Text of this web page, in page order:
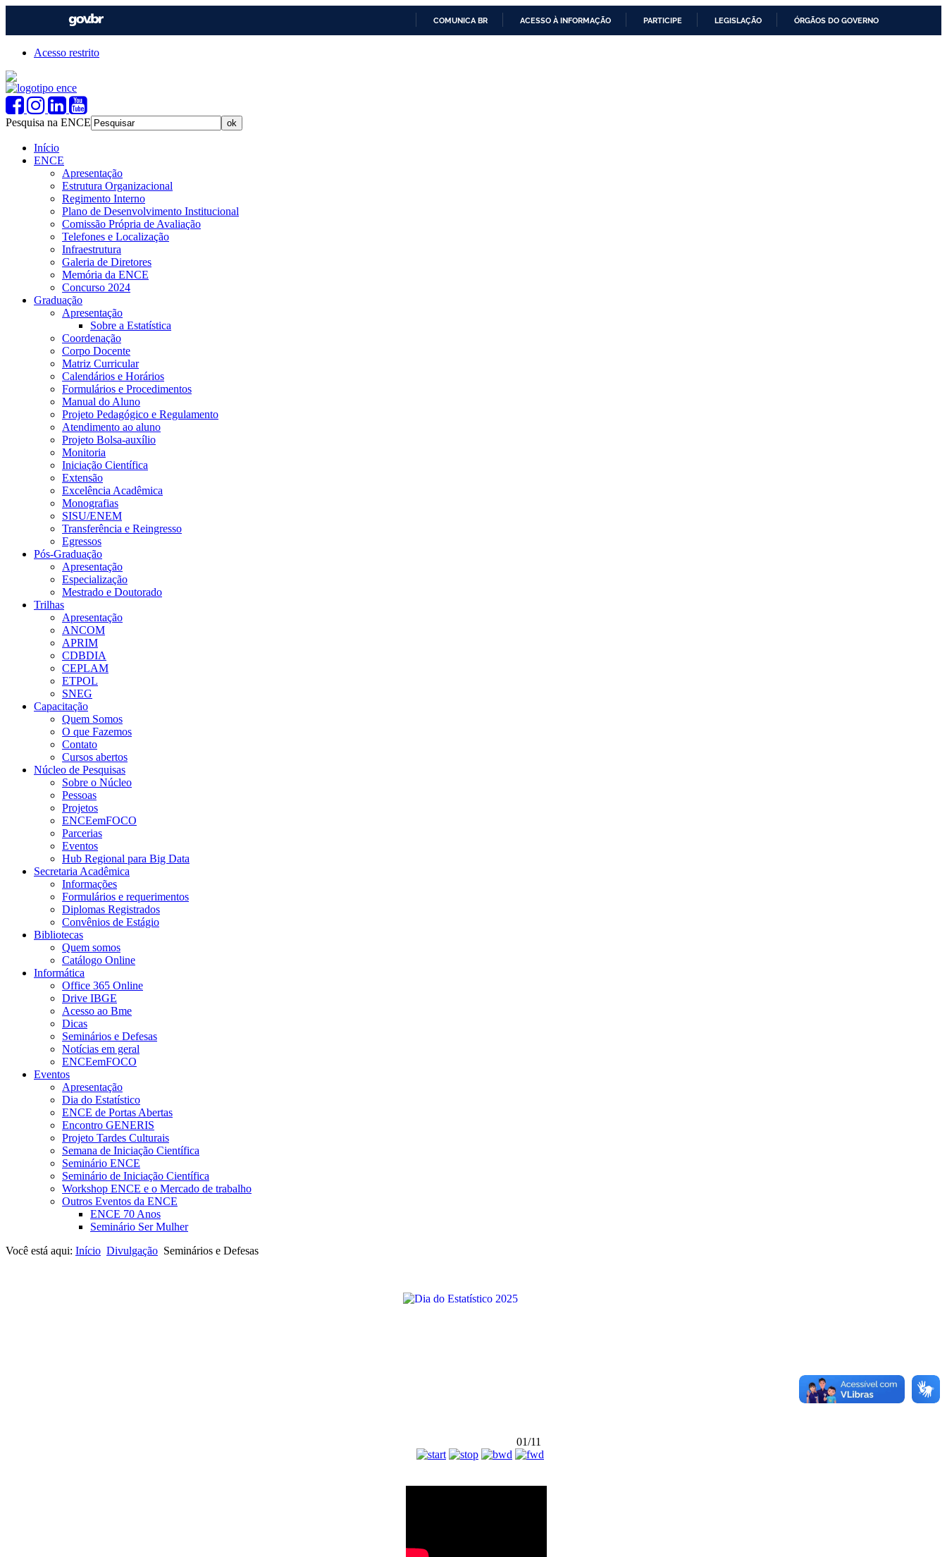
COMUNICA BR ACESSO À INFORMAÇÃO PARTICIPE LEGISLAÇÃO ÓRGÃOS DO GOVERNO
Acesso restrito
Pesquisa na ENCE
Início
ENCE
Apresentação
Estrutura Organizacional
Regimento Interno
Plano de Desenvolvimento Institucional
Comissão Própria de Avaliação
Telefones e Localização
Infraestrutura
Galeria de Diretores
Memória da ENCE
Concurso 2024
Graduação
Apresentação
Sobre a Estatística
Coordenação
Corpo Docente
Matriz Curricular
Calendários e Horários
Formulários e Procedimentos
Manual do Aluno
Projeto Pedagógico e Regulamento
Atendimento ao aluno
Projeto Bolsa-auxílio
Monitoria
Iniciação Científica
Extensão
Excelência Acadêmica
Monografias
SISU/ENEM
Transferência e Reingresso
Egressos
Pós-Graduação
Apresentação
Especialização
Mestrado e Doutorado
Trilhas
Apresentação
ANCOM
APRIM
CDBDIA
CEPLAM
ETPOL
SNEG
Capacitação
Quem Somos
O que Fazemos
Contato
Cursos abertos
Núcleo de Pesquisas
Sobre o Núcleo
Pessoas
Projetos
ENCEemFOCO
Parcerias
Eventos
Hub Regional para Big Data
Secretaria Acadêmica
Informações
Formulários e requerimentos
Diplomas Registrados
Convênios de Estágio
Bibliotecas
Quem somos
Catálogo Online
Informática
Office 365 Online
Drive IBGE
Acesso ao Bme
Dicas
Seminários e Defesas
Notícias em geral
ENCEemFOCO
Eventos
Apresentação
Dia do Estatístico
ENCE de Portas Abertas
Encontro GENERIS
Projeto Tardes Culturais
Semana de Iniciação Científica
Seminário ENCE
Seminário de Iniciação Científica
Workshop ENCE e o Mercado de trabalho
Outros Eventos da ENCE
ENCE 70 Anos
Seminário Ser Mulher
Você está aqui: Início Divulgação Seminários e Defesas
01/11